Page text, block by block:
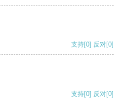
支持[0] 反对[0]
支持[0] 反对[0]